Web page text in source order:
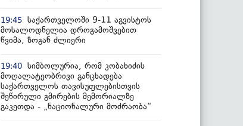
19:45 საქართველოში 9-11 აგვისტოს
მოსალოდნელია დროგამოშვებით
წვიმა, ზოგან ძლიერი
19:40 სიმბოლურია, რომ კობახიძის
მოღალატეობრივი განცხადება
საქართველოს თავისუფლებისთვის
შეწირული გმირების მემორიალზე
გაკეთდა - „ნაციონალური მოძრაობა“